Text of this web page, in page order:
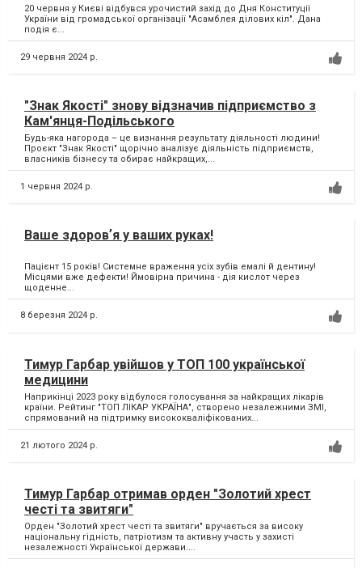
20 червня у Києві відбувся урочистий захід до Дня Конституції
України від громадської організації "Асамблея ділових кіл". Дана
подія є...
29 червня 2024 р.
"Знак Якості" знову відзначив підприємство з
Кам'янця-Подільського
Будь-яка нагорода – це визнання результату діяльності людини!
Проєкт "Знак Якості" щорічно аналізує діяльність підприємств,
власників бізнесу та обирає найкращих,...
1 червня 2024 р.
Ваше здоровʼя у ваших руках!
Пацієнт 15 років! Системне враження усіх зубів емалі й дентину!
Місцями вже дефекти! Ймовірна причина - дія кислот через
щоденне...
8 березня 2024 р.
Тимур Гарбар увійшов у ТОП 100 української
медицини
Наприкінці 2023 року відбулося голосування за найкращих лікарів
країни. Рейтинг "ТОП ЛІКАР УКРАЇНА", створено незалежними ЗМІ,
спрямований на підтримку висококваліфікованих...
21 лютого 2024 р.
Тимур Гарбар отримав орден "Золотий хрест
честі та звитяги"
Орден "Золотий хрест честі та звитяги" вручається за високу
національну гідність, патріотизм та активну участь у захисті
незалежності Української держави....